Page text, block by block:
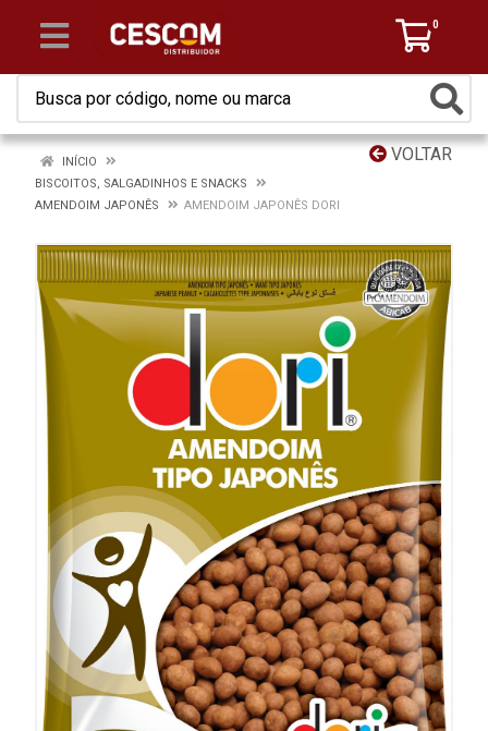
0
VOLTAR
INÍCIO
BISCOITOS, SALGADINHOS E SNACKS
AMENDOIM JAPONÊS
AMENDOIM JAPONÊS DORI